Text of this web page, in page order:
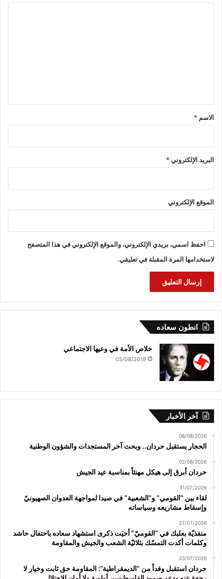
*
الاسم *
البريد الإلكتروني*
الموقع الإلكتروني
احفظ اسمي، بريدي الإلكتروني، والموقع الإلكتروني في هذا المتصفح
لاستخدامها المرة المقبلة في تعليقي.
انطون سعاده
خلاص الأمة في وعيها الاجتماعي
05/08/2018
آخر الأخبار
06/08/2026
الحجار يستقبل حردان.. وبحث آخر المستجدات والشؤون الوطنية
02/08/2026
حردان أبرق إلى هيكل مهنئاً بمناسبة عيد الجيش
31/07/2026
لقاء بين “القومي” و”الشعبية” في صيدا لمواجهة العدوان الصهيونيّ
وإسقاط مشاريعه وسياساته
27/07/2026
منفذيّة بعلبك في “القوميّ” أحيَت ذكرى استشهاد سعاده باحتفال حاشد
وكلمات أكدت التمسّك بثلاثيّة الشعب والجيش والمقاومة
23/07/2026
حردان استقبل وفداً من “الديمقراطية”: المقاومة حق ثابت وخيار لا